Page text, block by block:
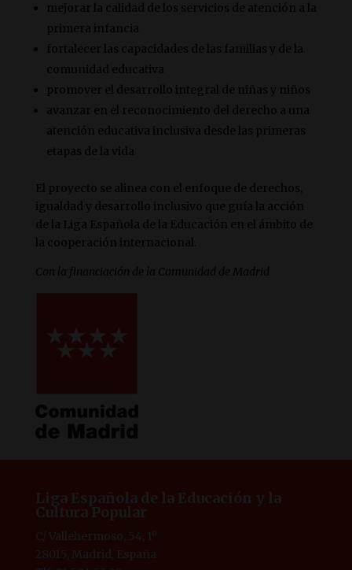
mejorar la calidad de los servicios de atención a la
primera infancia
fortalecer las capacidades de las familias y de la
comunidad educativa
promover el desarrollo integral de niñas y niños
avanzar en el reconocimiento del derecho a una
atención educativa inclusiva desde las primeras
etapas de la vida
El proyecto se alinea con el enfoque de derechos,
igualdad y desarrollo inclusivo que guía la acción
de la Liga Española de la Educación en el ámbito de
la cooperación internacional.
Con la financiación de la Comunidad de Madrid